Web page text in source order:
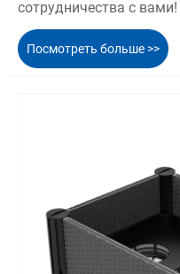
сотрудничества с вами!
Посмотреть больше >>